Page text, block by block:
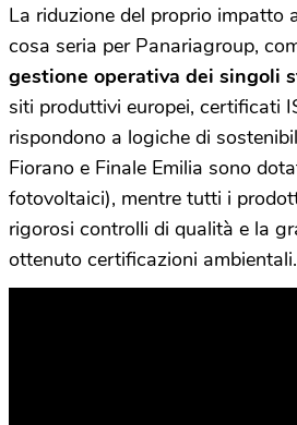
La riduzione del proprio impatto
cosa seria per Panariagroup,
gestione operativa dei singoli
siti produttivi europei, certificati
rispondono a logiche di
Fiorano e Finale Emilia sono
fotovoltaici), mentre tutti i
rigorosi controlli di qualità e la
ottenuto certificazioni ambientali.